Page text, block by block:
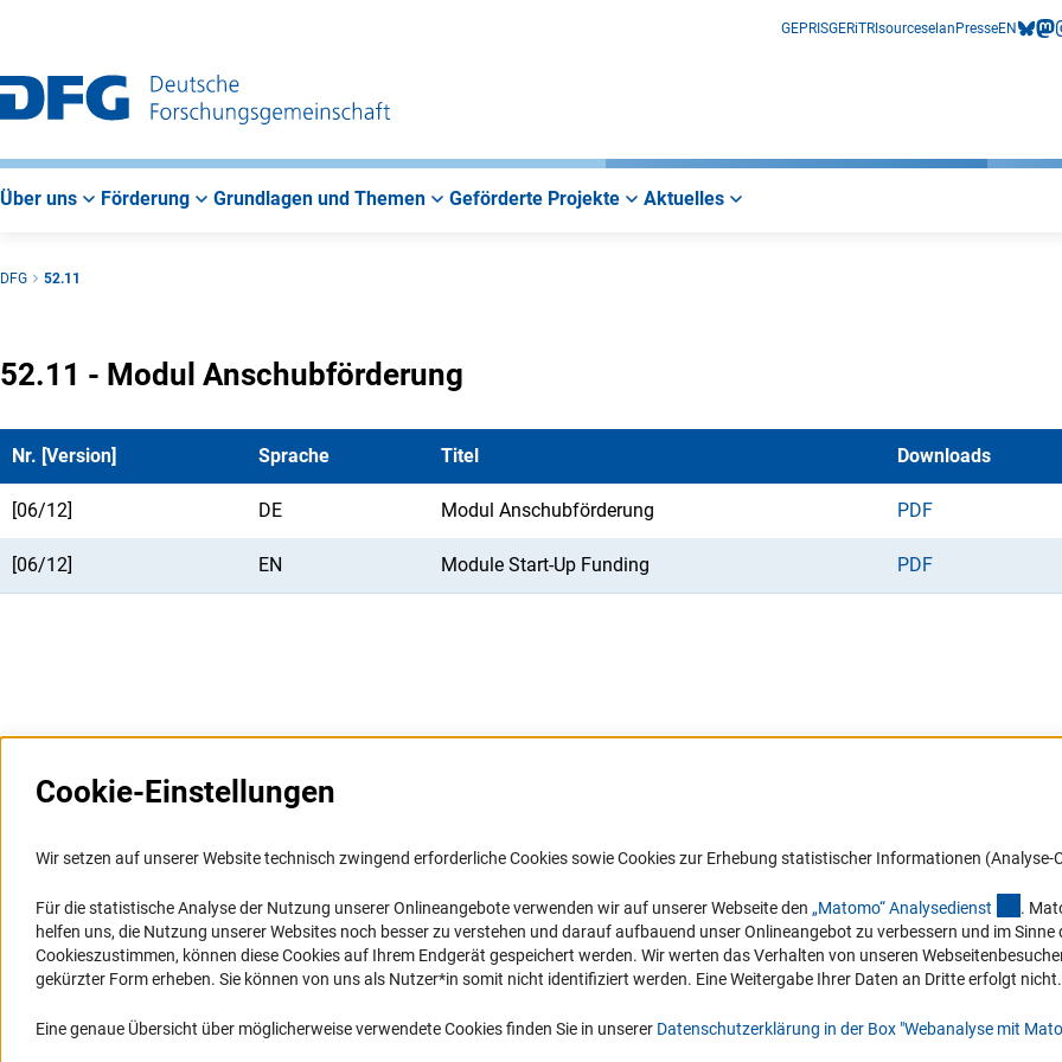
GEPRISGERiTRIsourceselan PresseEN
Über uns Förderung Grundlagen und Themen Geförderte Projekte Aktuelles
DFG 52.11
52.11 - Modul Anschubförderung
Nr. [Version] Sprache Titel Downloads
[06/12] DE Modul Anschubförderung PDF
[06/12] EN Module Start-Up Funding PDF
Informationssysteme
Portal Wissenschaftliche Integrität
GEPRIS
GEPRIS historisch
RIsources
FAQ
Karriere
Logo und Corporate Design
mit Behinderungen
Erklärung zur Barrierefreiheit
Barriere melden
in Ihr Mailpostfach oder schauen
die Ausgaben online an.
Zum Newsletter
Cookie-Einstellungen
Wir setzen auf unserer Website technisch zwingend erforderliche Cookies sowie Cookies zur Erhebung statistischer Informationen (Analyse-
Für die statistische Analyse der Nutzung unserer Onlineangebote verwenden wir auf unserer Webseite den „Matomo“ Analysedienst
.
helfen uns, die Nutzung unserer Websites noch besser zu verstehen und darauf aufbauend unser Onlineangebot zu verbessern und im
Cookieszustimmen, können diese Cookies auf Ihrem Endgerät gespeichert werden. Wir werten das Verhalten von unseren
gekürzter Form erheben. Sie können von uns als Nutzer*in somit nicht identifiziert werden. Eine Weitergabe Ihrer Daten an Dritte erfolgt nicht.
Eine genaue Übersicht über möglicherweise verwendete Cookies finden Sie in unserer Datenschutzerklärung in der Box "Webanalyse mit